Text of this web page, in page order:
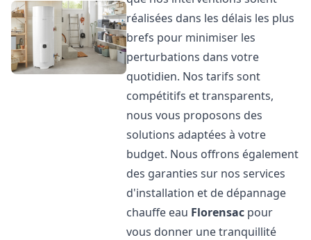
réalisées dans les délais les plus
brefs pour minimiser les
perturbations dans votre
quotidien. Nos tarifs sont
compétitifs et transparents,
nous vous proposons des
solutions adaptées à votre
budget. Nous offrons également
des garanties sur nos services
d'installation et de dépannage
chauffe eau Florensac pour
vous donner une tranquillité